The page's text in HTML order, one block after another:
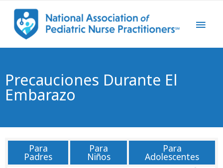
Precauciones Durante El
Embarazo
Para
Padres
Para
Niños
Para
Adolescentes